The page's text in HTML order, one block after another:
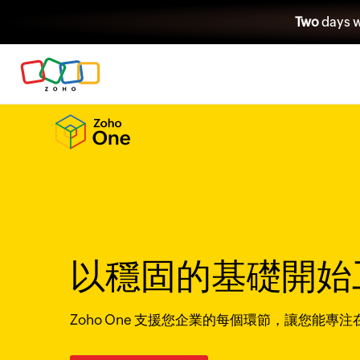
Twodays
以穩固的基礎開
Zoho One 支援您企業的每個環節，讓您能專注